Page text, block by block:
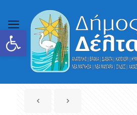
Ανοίξτε τη γραμμή εργαλείων